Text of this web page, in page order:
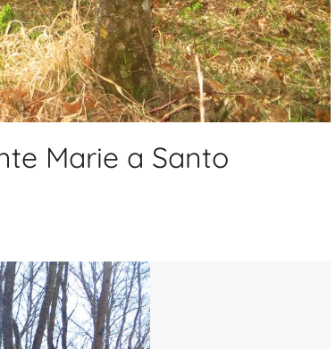
Marie a Santo